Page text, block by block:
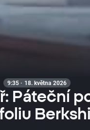
9:35 · 18. května 2026
Páteční